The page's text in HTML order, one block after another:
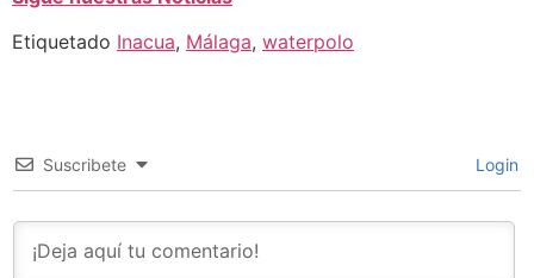
Etiquetado Inacua, Málaga, waterpolo
Suscribete Login